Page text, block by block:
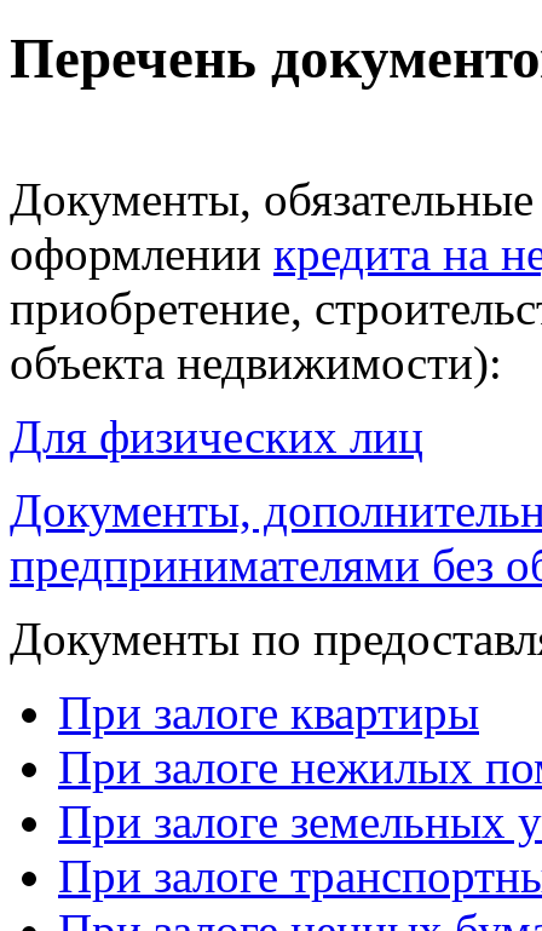
Перечень
Документы,
оформлении кредита на
приобретение,
объекта недвижимости):
Для физических лиц
Документы,
предпринимателями без
Документы по
При залоге квартиры
При залоге нежилых
При залоге земельных
При залоге